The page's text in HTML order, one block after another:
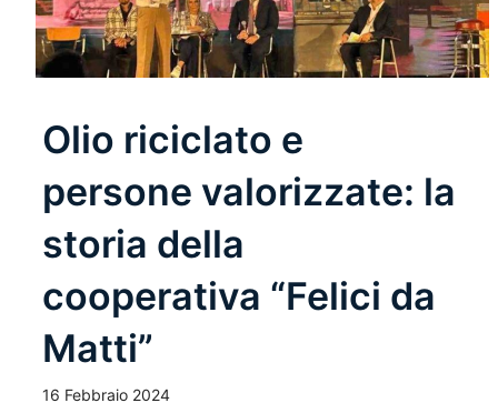
Olio riciclato e
persone valorizzate: la
storia della
cooperativa “Felici da
Matti”
16 Febbraio 2024